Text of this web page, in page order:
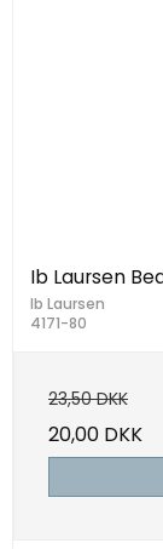
Ib Laursen
Ib Laursen
4171-80
23,50 DKK
20,00 DKK